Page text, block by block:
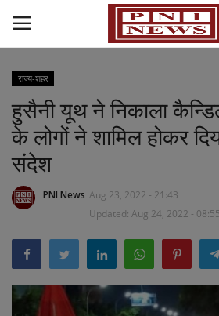
Home
राज्य-शहर
राजनीति
मनोरंजन
धर्म कर्म
राज्य-शहर
हुसैनी यूथ ने निकाला
के लोगों ने शामिल होकर
संदेश
PNI News Aug 23, 2022 - 21:43
Updated: Aug 24, 2022 - 08:55